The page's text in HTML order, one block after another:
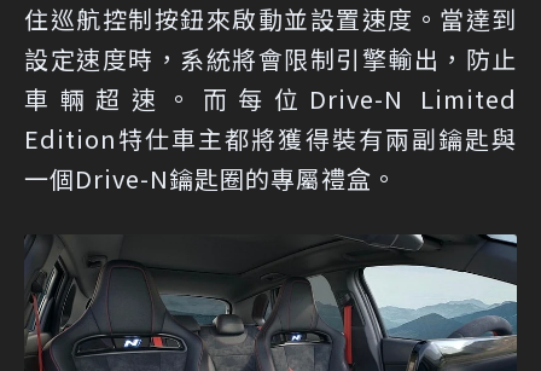
住巡航控制按鈕來啟動並設置速度。當達到
設定速度時，系統將會限制引擎輸出，防止
車輛超速。而每位Drive-N Limited
Edition特仕車主都將獲得裝有兩副鑰匙與
一個Drive-N鑰匙圈的專屬禮盒。